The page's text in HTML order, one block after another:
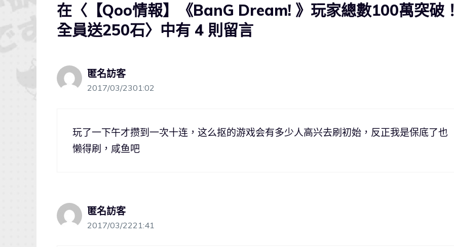
在〈【Qoo情報】《BanG Dream! 》玩家總數100萬突破
全員送250石〉中有 4 則留言
匿名訪客
2017/03/2301:02
玩了一下午才攒到一次十连，这么抠的游戏会有多少人高兴去刷初始，反正我是保底了也
懒得刷，咸鱼吧
匿名訪客
2017/03/2221:41